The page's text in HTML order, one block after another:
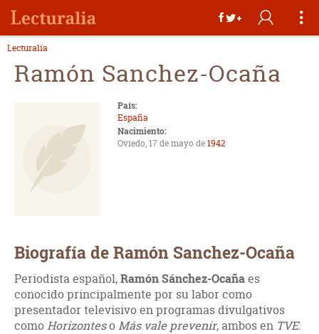
Lecturalia
Ramón Sanchez-Ocaña
País:
España
Nacimiento:
Oviedo, 17 de mayo de1942
Biografía de Ramón Sanchez-Ocaña
Periodista español,Ramón Sánchez-Ocañaes
conocido principalmente por su labor como
presentador televisivo en programas divulgativos
comoHorizontesoMás vale prevenir, ambos en TVE.